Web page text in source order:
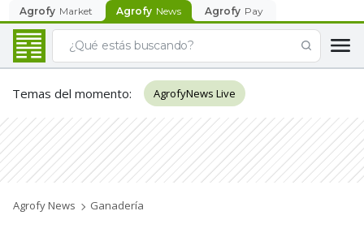
Agrofy Market Agrofy News Agrofy Pay
Temas del momento: AgrofyNews Live
Agrofy News Ganadería